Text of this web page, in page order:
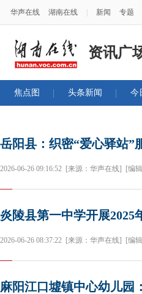
华声在线 湖南在线 新闻 专题
资讯广
焦点图 头条新闻 今
岳阳县：织密“爱心驿站”
2026-06-26 09:16:52 [来源：华声在线] [编
炎陵县第一中学开展2025
2026-06-26 08:37:22 [来源：华声在线] [编
麻阳江口墟镇中心幼儿园